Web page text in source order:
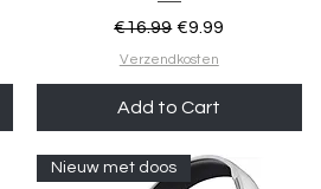
Regular Price
€16.99 Sale Price
€9.99
Verzendkosten
Add to Cart
Nieuw met doos